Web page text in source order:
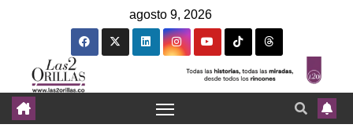
agosto 9, 2026